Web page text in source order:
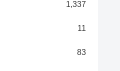
1,337
11
83